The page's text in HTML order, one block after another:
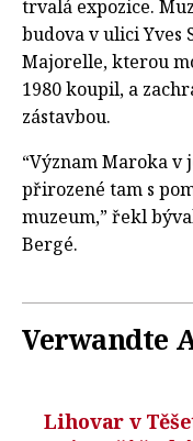
trvalá expozice.
budova v ulici Yves
Majorelle, kterou
1980 koupil, a
zástavbou.
“Význam Maroka v
přirozené tam s
muzeum,” řekl
Bergé.
Verwandte
Lihovar v